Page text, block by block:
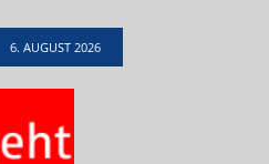
6. AUGUST 2026